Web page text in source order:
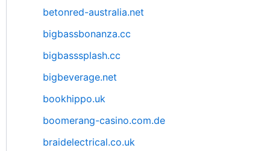
betonred-australia.net
bigbassbonanza.cc
bigbasssplash.cc
bigbeverage.net
bookhippo.uk
boomerang-casino.com.de
braidelectrical.co.uk